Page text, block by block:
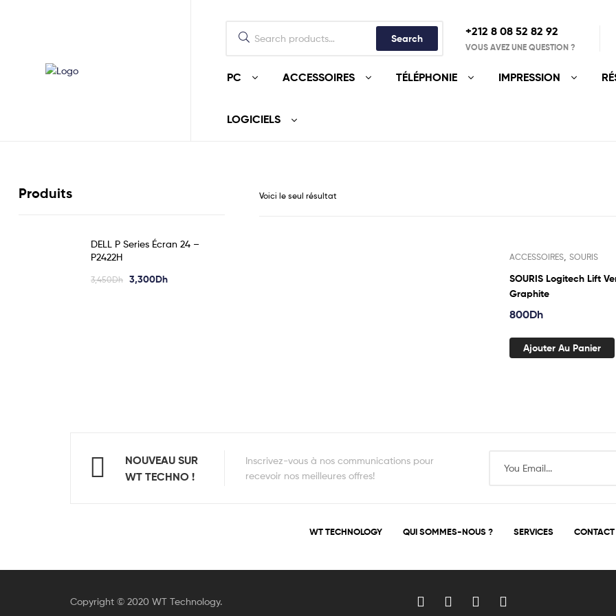
Search
+212 8 08 52 82 92‬
VOUS AVEZ UNE QUESTION ?
PC ACCESSOIRES TÉLÉPHONIE IMPRESSION
LOGICIELS
Voici le seul résultat
ACCESSOIRES, SOURIS
SOURIS Logitech Lift
Graphite
800Dh
Ajouter Au Panier
Produits
DELL P Series Écran 24 –
P2422H
3,450Dh 3,300Dh
NOUVEAU SUR
WT TECHNO !
Inscrivez-vous à nos communications pour
recevoir nos meilleures offres!
WT TECHNOLOGY QUI SOMMES-NOUS ? SERVICES CONTACT
Copyright © 2020 WT Technology.